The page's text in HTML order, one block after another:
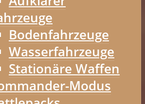
Bodenfahrzeuge
Wasserfahrzeuge
Stationäre Waffen
Modus